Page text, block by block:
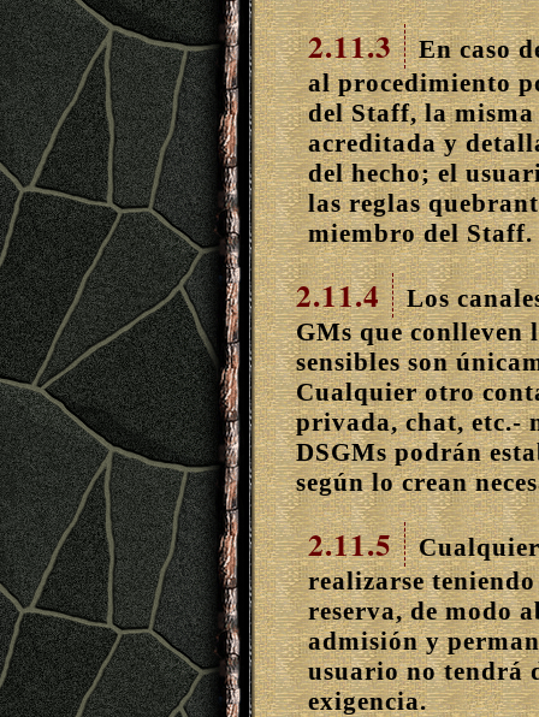
2.11.3
En caso
al procedimiento
del Staff, la misma
acreditada y
del hecho; el
las reglas
miembro del Staff.
2.11.4
Los
GMs que conlleven
sensibles son
Cualquier otro
privada, chat, etc.-
DSGMs podrán
según lo crean
2.11.5
Cualquier
realizarse
reserva, de modo
admisión y
usuario no tendrá
exigencia.